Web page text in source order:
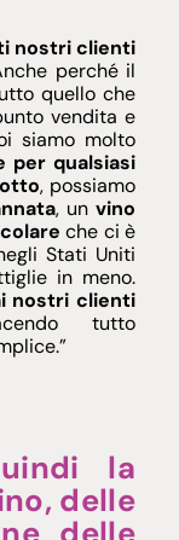
nostri clienti
perché il
quello che
vendita e
siamo molto
per qualsiasi
, possiamo
, un vino
che ci è
Stati Uniti
in meno.
nostri clienti
tutto
la
delle